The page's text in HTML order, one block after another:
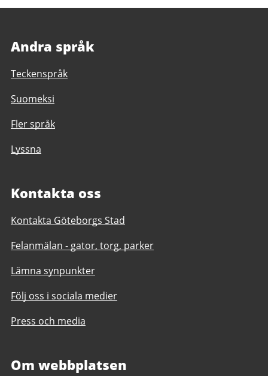
Andra språk
Teckenspråk
Suomeksi
Fler språk
Lyssna
Kontakta oss
Kontakta Göteborgs Stad
Felanmälan - gator, torg, parker
Lämna synpunkter
Följ oss i sociala medier
Press och media
Om webbplatsen